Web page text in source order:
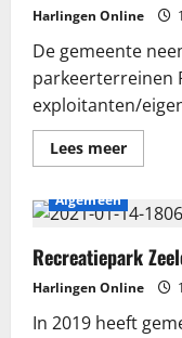
Harlingen Online
De gemeente
parkeerterreinen
exploitanten/
Lees meerLees
meer
januari
Algemeen
Recreatiepark
Harlingen Online
In 2019 heeft